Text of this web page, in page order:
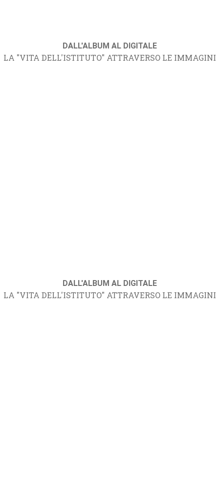
DALL'ALBUM AL DIGITALE
LA "VITA DELL'ISTITUTO" ATTRAVERSO LE IMMAGINI
DALL'ALBUM AL DIGITALE
LA "VITA DELL'ISTITUTO" ATTRAVERSO LE IMMAGINI